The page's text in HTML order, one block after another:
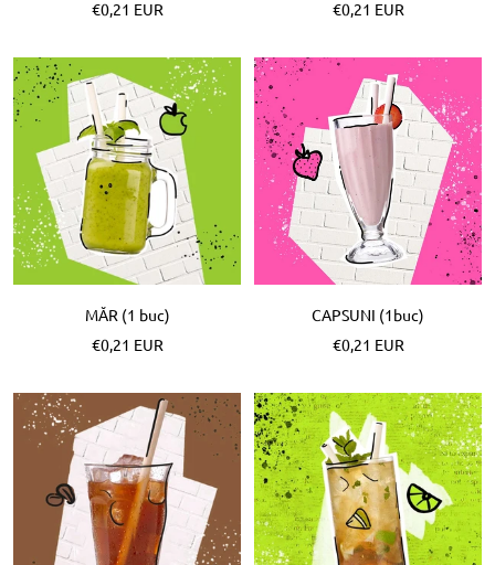
Pret
€0,21 EUR
Pret
€0,21 EUR
MĂR (1 buc)
Pret
€0,21 EUR
CAPSUNI (1buc)
Pret
€0,21 EUR